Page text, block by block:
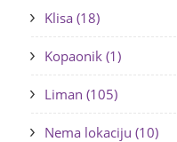
Klisa (18)
Kopaonik (1)
Liman (105)
Nema lokaciju (10)